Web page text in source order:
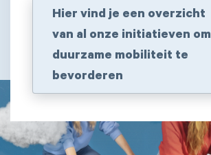
Hier vind je een overzicht
van al onze initiatieven om
duurzame mobiliteit te
bevorderen